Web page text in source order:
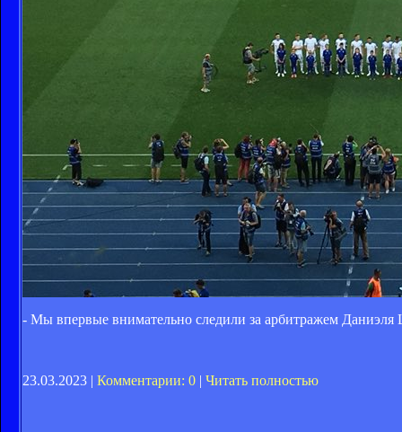
- Мы впервые внимательно следили за арбитражем Даниэля
23.03.2023 | Комментарии: 0 | Читать полностью